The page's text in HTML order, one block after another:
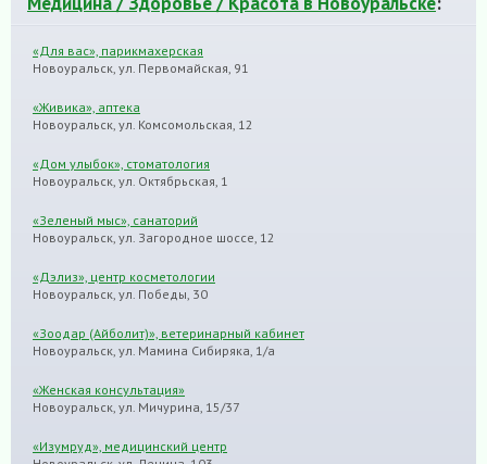
«Для вас», парикмахерская
Новоуральск, ул. Первомайская, 91
«Живика», аптека
Новоуральск, ул. Комсомольская, 12
«Дом улыбок», стоматология
Новоуральск, ул. Октябрьская, 1
«Зеленый мыс», санаторий
Новоуральск, ул. Загородное шоссе, 12
«Дэлиз», центр косметологии
Новоуральск, ул. Победы, 30
«Зоодар (Айболит)», ветеринарный кабинет
Новоуральск, ул. Мамина Сибиряка, 1/а
«Женская консультация»
Новоуральск, ул. Мичурина, 15/37
«Изумруд», медицинский центр